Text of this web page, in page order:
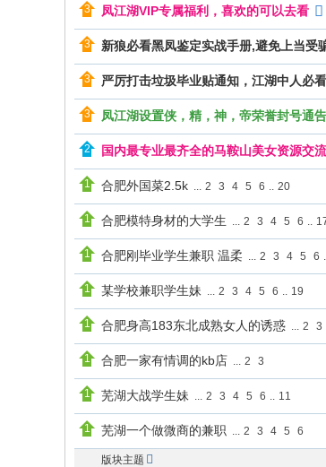
凤江湖VIP专属福利，喜欢的可以去看
新狼必看黑凤鉴定实战手册,避免上当受
严厉打击垃圾毕业贴通知，江湖中人必看
凤江湖设置侠，精，神，帝荣誉封号通
国内最专业最齐全的马鞍山美女资源交
合肥外国菜2.5k ... 2 3 4 5 6 .. 20
合肥模特身材的大学生 ... 2 3 4 5 6 ..
合肥刚毕业学生兼职 温柔 ... 2 3 4 5 6
某学校兼职学生妹 ... 2 3 4 5 6 .. 19
合肥身高183东北成熟女人的诱惑 ... 2 3
合肥一家有情调的kb店 ... 2 3
芜湖大战学生妹 ... 2 3 4 5 6 .. 11
芜湖一个做微商的兼职 ... 2 3 4 5 6
版块主题